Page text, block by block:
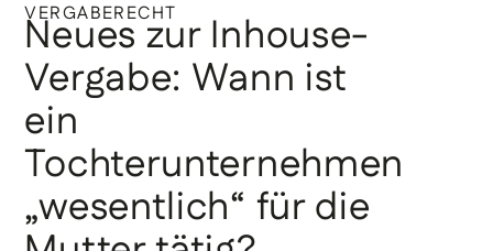
VERGABERECHT
Neues zur Inhouse-
Vergabe: Wann ist
ein
Tochterunternehmen
„wesentlich“ für die